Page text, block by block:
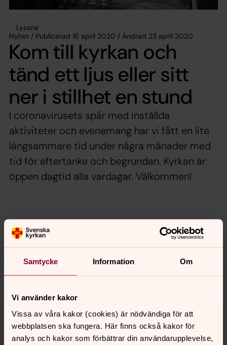
Samtycke Information Om
Vi använder kakor
Vissa av våra kakor (cookies) är nödvändiga för att
webbplatsen ska fungera. Här finns också kakor för
analys och kakor som förbättrar din användarupplevelse,
Lyssna
Nyhet / Publicerad 16 april 2020 / Ändrad 23 april 2020
Kom till kyrkan och
tänd ett ljus eller sitt
ner i stillhet en stund
I coronavirusets spår med inställda
aktiviteter och evenemang har vi fått en lite
långsammare tid under några månader med
tid för eftertanke och begrundan. Kyrkan är
öppen dagtid alla vardagar. Välkommen!
Synpunkter eller frågor på sidans
innehåll?
nora.tarnsjo.forsamling@svenskakyrkan.se
Dela